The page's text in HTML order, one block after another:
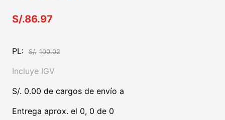
S/.86.97
PL: S/. 100.02
Incluye IGV
S/. 0.00 de cargos de envío a
Entrega aprox. el 0, 0 de 0